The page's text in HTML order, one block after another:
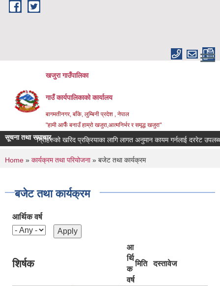
Skip to main content
खजुरा गाउँपालिका
गाउँ कार्यपालिकाको कार्यालय
बागमतीनगर, बाँके, लुम्बिनी प्रदेश , नेपाल
"हामी आफैँ बनाउँ हाम्रो खजुरा,आत्मनिर्भर र समृद्ध खजुरा"
सूचना तथा समाचार
सामाग्रीहरुको खरिद प्रक्रियाका लागि लागत अनुमान कायम गर्नलाई दररेट उपलब्ध
You are here
Home » कार्यक्रम तथा परियोजना» बजेट तथा कार्यक्रम
बजेट तथा कार्यक्रम
आर्थिक वर्ष
शिर्षक
आ
र्थि
क
वर्ष
मिति दस्तावेज